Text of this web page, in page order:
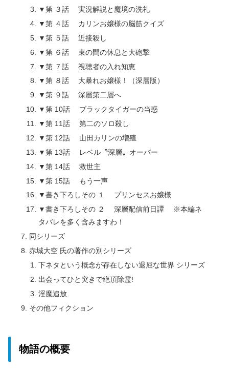
▼第 ３話 実況解説と魔境の洗礼
▼第 ４話 カリンお嬢様の脳筋クイズ
▼第 ５話 近接殺し
▼第 ６話 束の間の休息と大砲撃
▼第 ７話 視聴者の入れ知恵
▼第 ８話 大暴れお嬢様！（深層版）
▼第 ９話 深層第二層へ
▼第 10話 ブラックタイガーの当惑
▼第 11話 第二のソロ殺し
▼第 12話 山田カリンの増殖
▼第 13話 レベル〝深層〟オーバー
▼第 14話 救世主
▼第 15話 もう一声
▼書き下ろしその １ プリンセスお嬢様
▼書き下ろしその ２ 深層配信前日譚 ※本編ネ
タバレを多く含みますわ！
同シリーズ
赤城大空 氏の著作の別シリーズ
下ネタという概念が存在しない退屈な世界 シリーズ
出会ってひと突きで絶頂除霊!
淫魔追放
その他フィクション
物語の概要